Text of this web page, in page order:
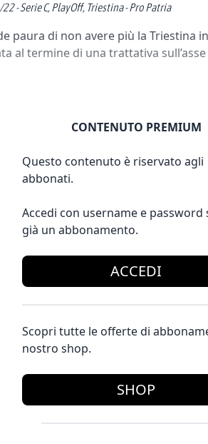
- Serie C, PlayOff, Triestina - Pro Patria
paura di non avere più la Triestina
al termine di una trattativa
CONTENUTO PREMIUM
Questo contenuto è riservato agli
abbonati.
Accedi con username e password
già un abbonamento.
ACCEDI
Scopri tutte le offerte di
nostro shop.
SHOP